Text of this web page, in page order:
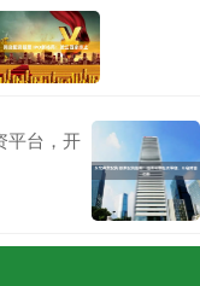
平台，开